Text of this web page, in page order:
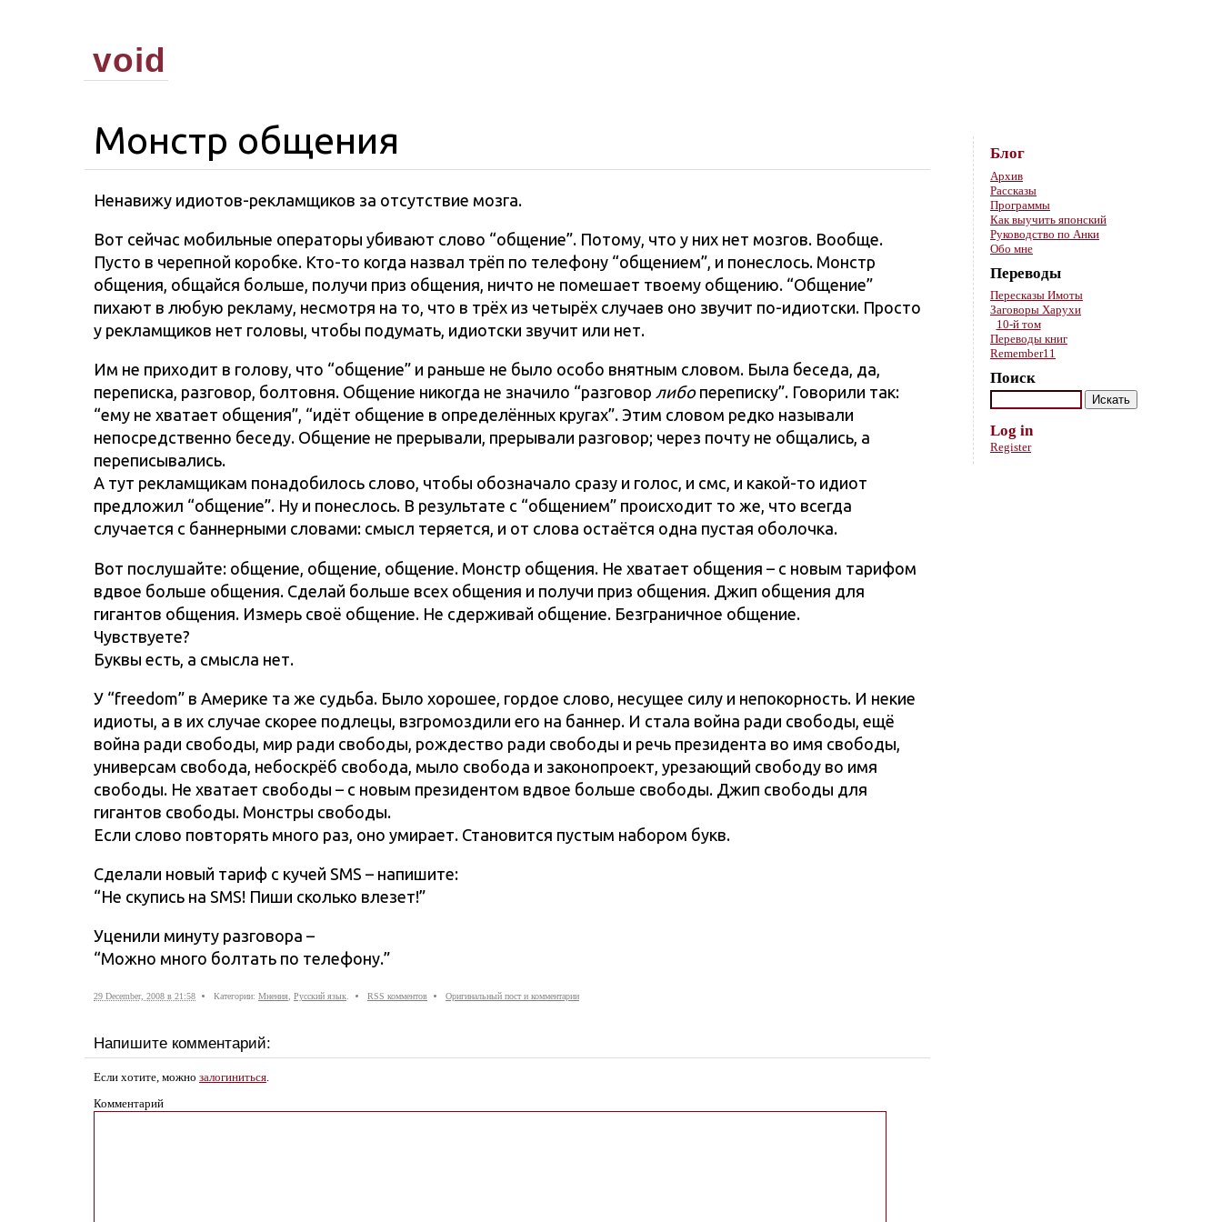
void
Монстр общения
Ненавижу идиотов-рекламщиков за отсутствие мозга.
Вот сейчас мобильные операторы убивают слово “общение”. Потому, что у них нет мозгов. Вообще.
Пусто в черепной коробке. Кто-то когда назвал трёп по телефону “общением”, и понеслось. Монстр
общения, общайся больше, получи приз общения, ничто не помешает твоему общению. “Общение”
пихают в любую рекламу, несмотря на то, что в трёх из четырёх случаев оно звучит по-идиотски. Просто
у рекламщиков нет головы, чтобы подумать, идиотски звучит или нет.
Им не приходит в голову, что “общение” и раньше не было особо внятным словом. Была беседа, да,
переписка, разговор, болтовня. Общение никогда не значило “разговор либопереписку”. Говорили так:
“ему не хватает общения”, “идёт общение в определённых кругах”. Этим словом редко называли
непосредственно беседу. Общение не прерывали, прерывали разговор; через почту не общались, а
переписывались.
А тут рекламщикам понадобилось слово, чтобы обозначало сразу и голос, и смс, и какой-то идиот
предложил “общение”. Ну и понеслось. В результате с “общением” происходит то же, что всегда
случается с баннерными словами: смысл теряется, и от слова остаётся одна пустая оболочка.
Вот послушайте: общение, общение, общение. Монстр общения. Не хватает общения – с новым тарифом
вдвое больше общения. Сделай больше всех общения и получи приз общения. Джип общения для
гигантов общения. Измерь своё общение. Не сдерживай общение. Безграничное общение.
Чувствуете?
Буквы есть, а смысла нет.
У “freedom” в Америке та же судьба. Было хорошее, гордое слово, несущее силу и непокорность. И некие
идиоты, а в их случае скорее подлецы, взгромоздили его на баннер. И стала война ради свободы, ещё
война ради свободы, мир ради свободы, рождество ради свободы и речь президента во имя свободы,
универсам свобода, небоскрёб свобода, мыло свобода и законопроект, урезающий свободу во имя
свободы. Не хватает свободы – с новым президентом вдвое больше свободы. Джип свободы для
гигантов свободы. Монстры свободы.
Если слово повторять много раз, оно умирает. Становится пустым набором букв.
Сделали новый тариф с кучей SMS – напишите:
“Не скупись на SMS! Пиши сколько влезет!”
Уценили минуту разговора –
“Можно много болтать по телефону.”
29 December, 2008 в 21:58 Категории: Мнения, Русский язык. RSS комментов Оригинальный пост и комментарии
Напишите комментарий:
Если хотите, можно залогиниться.
Комментарий
Блог
Архив
Рассказы
Программы
Как выучить японский
Руководство по Анки
Обо мне
Переводы
Пересказы Имоты
Заговоры Харухи
10-й том
Переводы книг
Remember11
Поиск
Log in
Register